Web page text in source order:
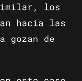
los
hacia las
gozan de